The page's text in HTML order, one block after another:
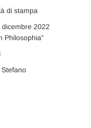
di stampa
dicembre 2022
Philosophia”